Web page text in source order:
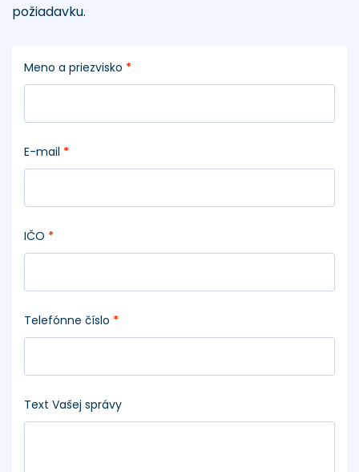
požiadavku.
Meno a priezvisko *
E-mail *
IČO *
Telefónne číslo *
Text Vašej správy